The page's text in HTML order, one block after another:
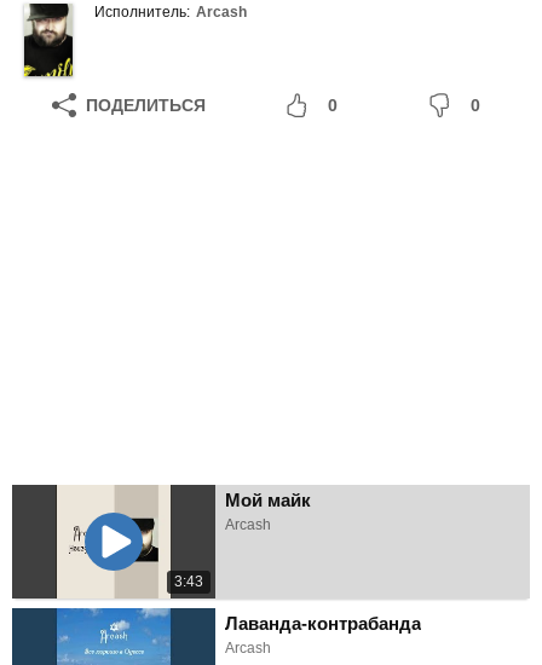
Исполнитель: Arcash
ПОДЕЛИТЬСЯ 0 0
3:43
Мой майк
Arcash
Лаванда-контрабанда
Arcash